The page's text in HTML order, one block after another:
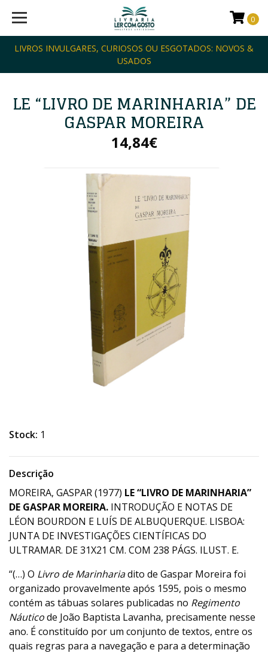
LIVROS INVULGARES, CURIOSOS OU ESGOTADOS: NOVOS &
USADOS
0
LE “LIVRO DE MARINHARIA” DE
GASPAR MOREIRA
14,84€
Stock: 1
Descrição
MOREIRA, GASPAR (1977) LE “LIVRO DE MARINHARIA”
DE GASPAR MOREIRA. INTRODUÇÃO E NOTAS DE
LÉON BOURDON E LUÍS DE ALBUQUERQUE. LISBOA:
JUNTA DE INVESTIGAÇÕES CIENTÍFICAS DO
ULTRAMAR. DE 31X21 CM. COM 238 PÁGS. ILUST. E.
“(…) O Livro de Marinhariadito de Gaspar Moreira foi
organizado provavelmente após 1595, pois o mesmo
contém as tábuas solares publicadas no Regimento
Náuticode João Baptista Lavanha, precisamente nesse
ano. É constituído por um conjunto de textos, entre os
quais regras para a navegação e para a determinação